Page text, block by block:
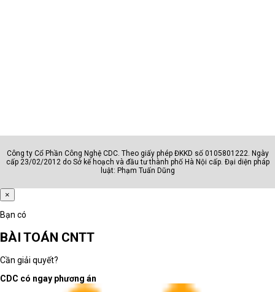
Công ty Cổ Phần Công Nghệ CDC. Theo giấy phép ĐKKD số 0105801222. Ngày
cấp 23/02/2012 do Sở kế hoạch và đầu tư thành phố Hà Nội cấp. Đại diện pháp
luật: Phạm Tuấn Dũng
×
Bạn có
BÀI TOÁN CNTT
Cần giải quyết?
CDC có ngay phương án